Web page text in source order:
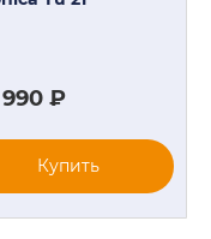
990 ₽
Купить